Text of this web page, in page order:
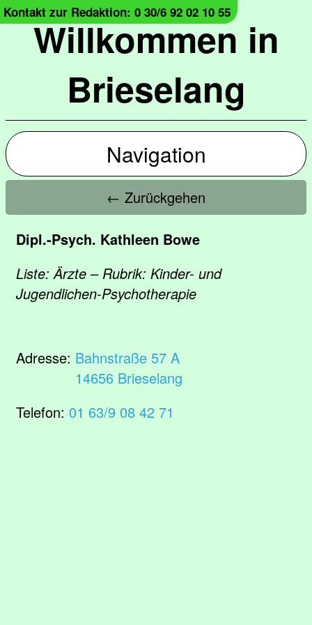
Willkommen in
Brieselang
Kontakt zur Redaktion: 0 30/6 92 02 10 55
Navigation
← Zurückgehen
Dipl.-Psych. Kathleen Bowe
Liste: Ärzte – Rubrik: Kinder- und
Jugendlichen-Psychotherapie
Adresse: Bahnstraße 57 A
14656 Brieselang
Telefon: 01 63/9 08 42 71